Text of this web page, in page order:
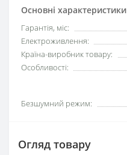
Основні характеристики
Гарантія, міс:
Електроживлення:
Країна-виробник товару:
Особливості:
Безшумний режим:
Огляд товару